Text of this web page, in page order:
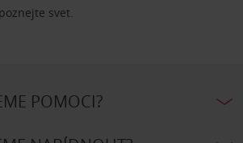
svet.
POMOCI?